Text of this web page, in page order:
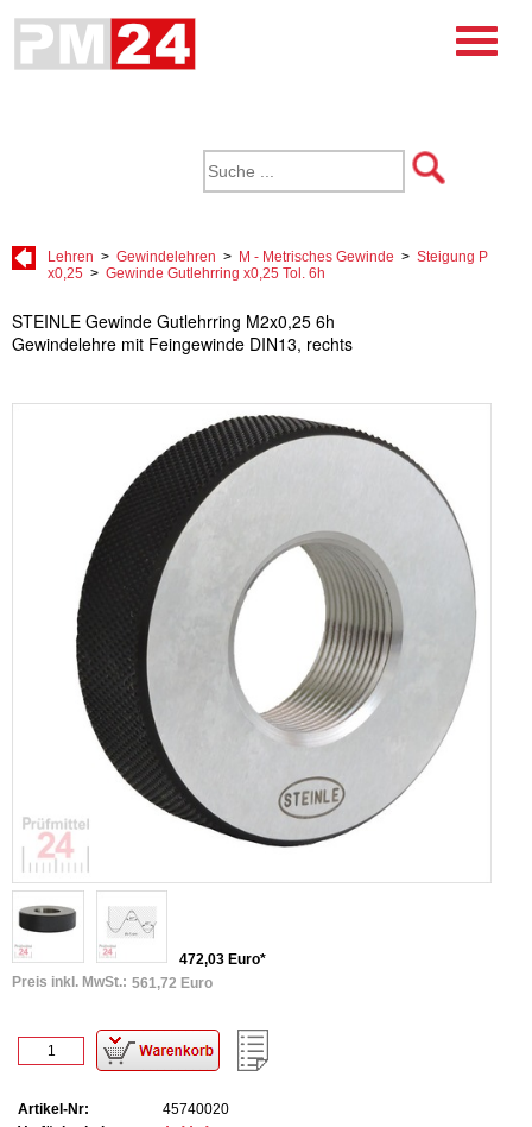
Lehren > Gewindelehren > M - Metrisches Gewinde > Steigung P
x0,25 > Gewinde Gutlehrring x0,25 Tol. 6h
STEINLE Gewinde Gutlehrring M2x0,25 6h
Gewindelehre mit Feingewinde DIN13, rechts
472,03 Euro*
Preis inkl. MwSt.: 561,72 Euro
Artikel-Nr:
45740020